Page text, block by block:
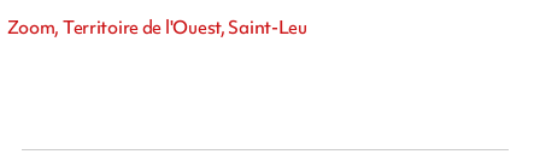
Zoom, Territoire de l'Ouest, Saint-Leu